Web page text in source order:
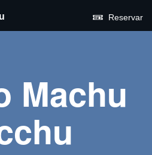
Reservar
Machu